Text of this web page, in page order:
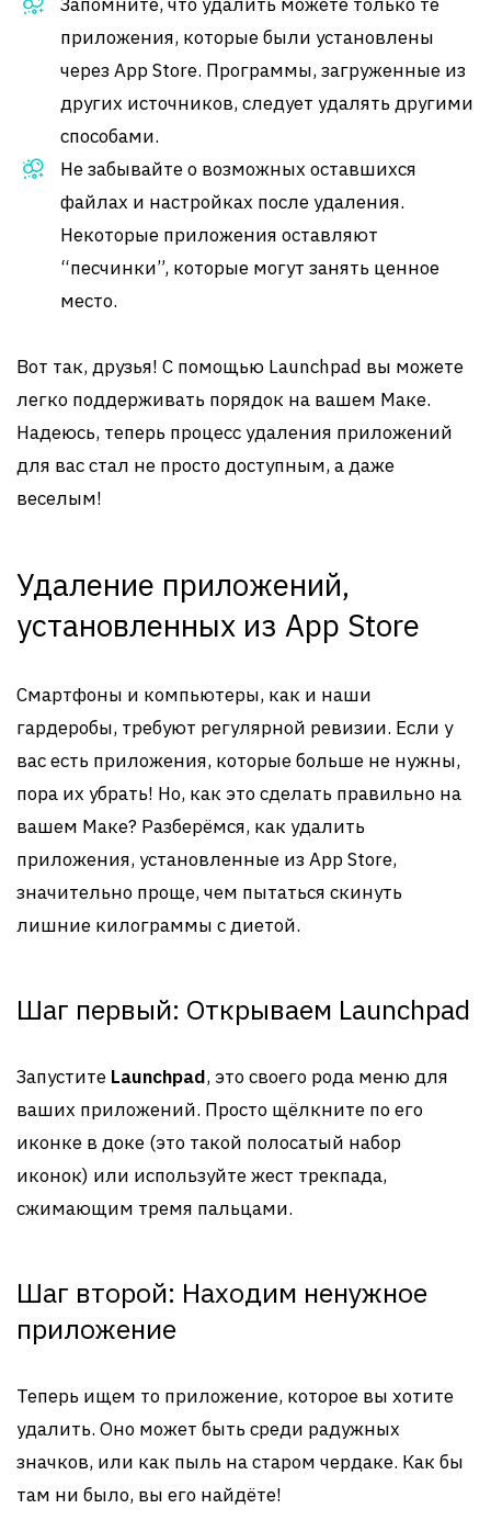
приложения, которые были установлены
через App Store. Программы, загруженные из
других источников, следует удалять другими
способами.
Не забывайте о возможных оставшихся
файлах и настройках после удаления.
Некоторые приложения оставляют
“песчинки”, которые могут занять ценное
место.
Вот так, друзья! С помощью Launchpad вы можете
легко поддерживать порядок на вашем Маке.
Надеюсь, теперь процесс удаления приложений
для вас стал не просто доступным, а даже
веселым!
Удаление приложений,
установленных из App Store
Смартфоны и компьютеры, как и наши
гардеробы, требуют регулярной ревизии. Если у
вас есть приложения, которые больше не нужны,
пора их убрать! Но, как это сделать правильно на
вашем Маке? Разберёмся, как удалить
приложения, установленные из App Store,
значительно проще, чем пытаться скинуть
лишние килограммы с диетой.
Шаг первый: Открываем Launchpad
Запустите Launchpad, это своего рода меню для
ваших приложений. Просто щёлкните по его
иконке в доке (это такой полосатый набор
иконок) или используйте жест трекпада,
сжимающим тремя пальцами.
Шаг второй: Находим ненужное
приложение
Теперь ищем то приложение, которое вы хотите
удалить. Оно может быть среди радужных
значков, или как пыль на старом чердаке. Как бы
там ни было, вы его найдёте!